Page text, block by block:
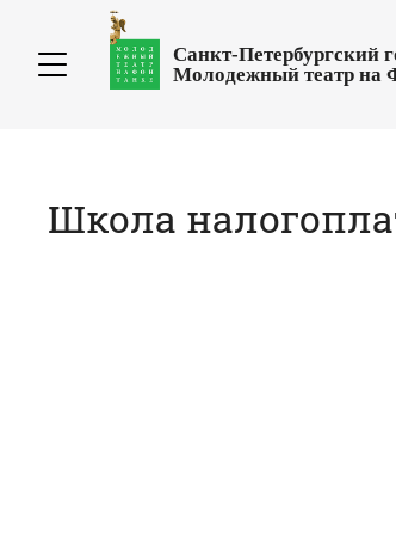
Санкт-Петербургский
Молодежный театр на
Школа